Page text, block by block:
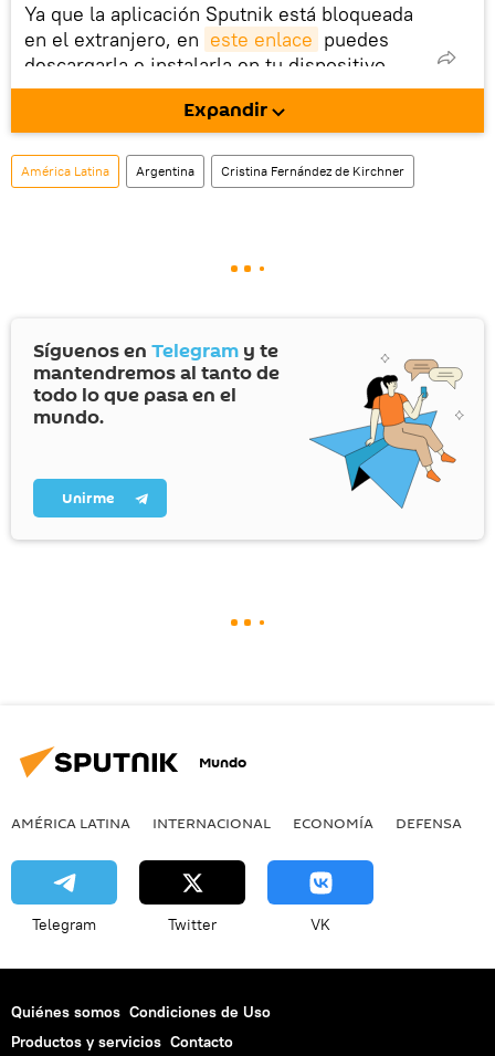
Ya que la aplicación Sputnik está bloqueada
en el extranjero, en este enlace puedes
descargarla e instalarla en tu dispositivo
móvil (¡solo para Android!).
También tenemos una cuenta en la red
social rusa VK .
Expandir
América Latina Argentina Cristina Fernández de Kirchner
Síguenos en Telegram y te
mantendremos al tanto de
todo lo que pasa en el
mundo.
Unirme
Mundo
AMÉRICA LATINA INTERNACIONAL ECONOMÍA DEFENSA
Telegram Twitter VK
Quiénes somos Condiciones de Uso
Productos y servicios Contacto